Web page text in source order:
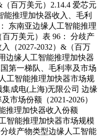
百万美元）2.14.4 爱芯元
推理加快器收入、毛利
东南亚边缘人工智能推理
万美元）表 96： 分歧产
（2027-2032）&（百万
边缘人工智能推理加快器
第一梯队、毛利率及市场
工智能推理加快器市场规
集成电(上海)无限公司 边缘
市场份额（2021-2026）
推理加快器收入份额
智能推理加快器市场规模
歧产物类型边缘人工智能